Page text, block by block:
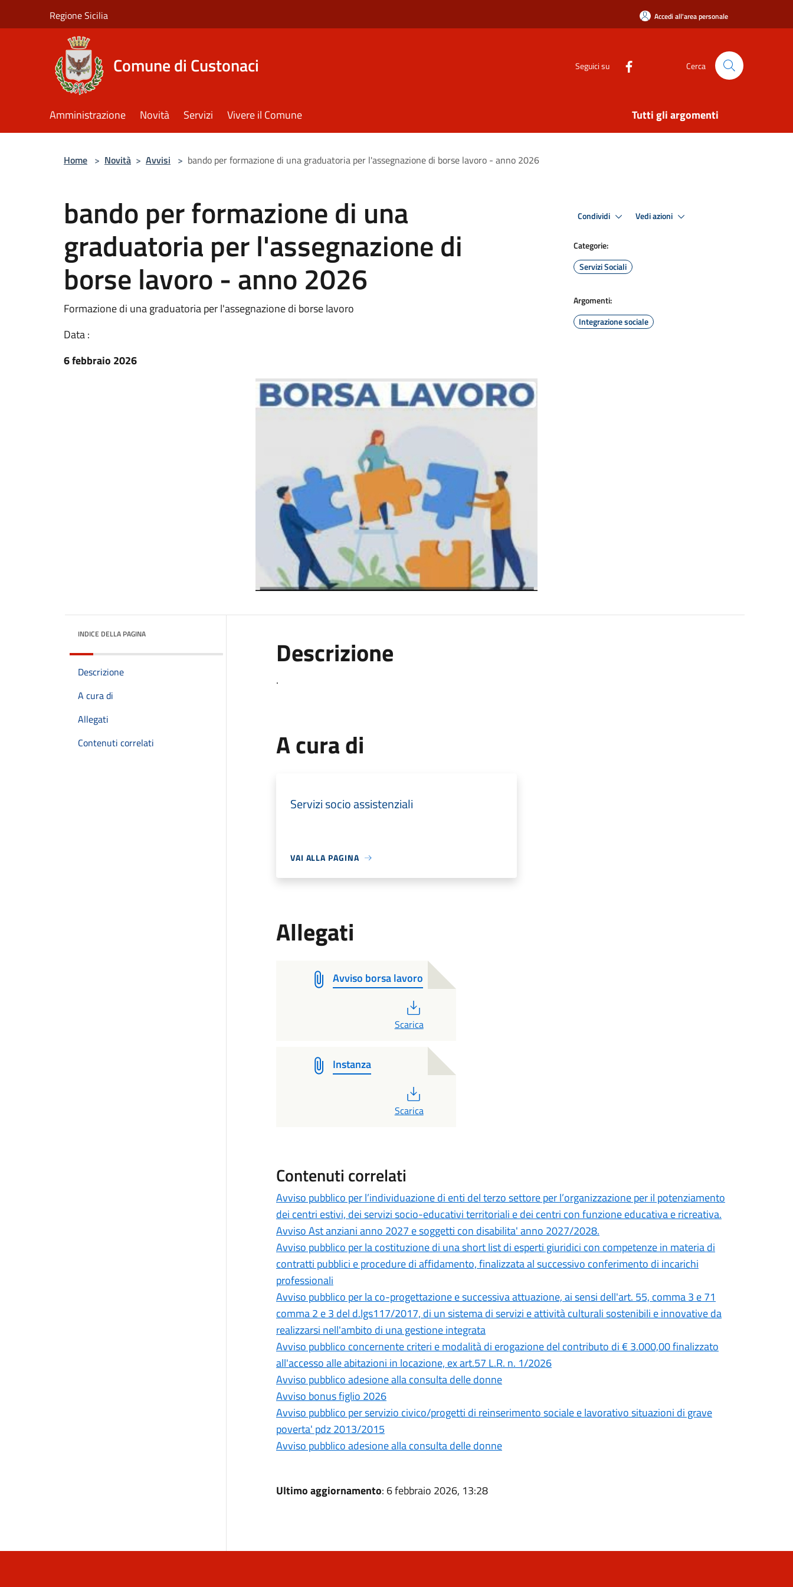
Regione Sicilia Accedi all'area personale
Comune di Custonaci Seguici su Cerca
Amministrazione Novità Servizi Vivere il Comune Tutti gli argomenti
Home > Novità > Avvisi > bando per formazione di una graduatoria per l'assegnazione di borse lavoro - anno 2026
bando per formazione di una
graduatoria per l'assegnazione di
borse lavoro - anno 2026
Formazione di una graduatoria per l'assegnazione di borse lavoro
Data :
6 febbraio 2026
Condividi Vedi azioni
Categorie:
Servizi Sociali
Argomenti:
Integrazione sociale
INDICE DELLA PAGINA
Descrizione
A cura di
Allegati
Contenuti correlati
Descrizione
.
A cura di
Servizi socio assistenziali
VAI ALLA PAGINA
Allegati
Avviso borsa lavoro
Scarica
Instanza
Scarica
Contenuti correlati
Avviso pubblico per l’individuazione di enti del terzo settore per l’organizzazione per il potenziamento
dei centri estivi, dei servizi socio-educativi territoriali e dei centri con funzione educativa e ricreativa.
Avviso Ast anziani anno 2027 e soggetti con disabilita' anno 2027/2028.
Avviso pubblico per la costituzione di una short list di esperti giuridici con competenze in materia di
contratti pubblici e procedure di affidamento, finalizzata al successivo conferimento di incarichi
professionali
Avviso pubblico per la co-progettazione e successiva attuazione, ai sensi dell'art. 55, comma 3 e 71
comma 2 e 3 del d.lgs117/2017, di un sistema di servizi e attività culturali sostenibili e innovative da
realizzarsi nell'ambito di una gestione integrata
Avviso pubblico concernente criteri e modalità di erogazione del contributo di € 3.000,00 finalizzato
all'accesso alle abitazioni in locazione, ex art.57 L.R. n. 1/2026
Avviso pubblico adesione alla consulta delle donne
Avviso bonus figlio 2026
Avviso pubblico per servizio civico/progetti di reinserimento sociale e lavorativo situazioni di grave
poverta' pdz 2013/2015
Avviso pubblico adesione alla consulta delle donne
Ultimo aggiornamento: 6 febbraio 2026, 13:28